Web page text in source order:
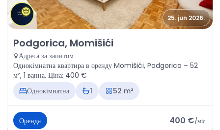
25. jun 2026.
Оренда - Квартира Podgorica, Momišići
Podgorica, Momišići
Адреса за запитом
Однокімнатна квартира в оренду Momišići, Podgorica – 52
м², 1 ванна. Ціна: 400 €
Однокімнатна
1 52 m²
Оренда 400 €/міс.